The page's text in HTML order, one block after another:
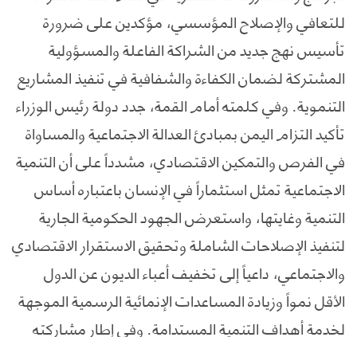
للتعافي والإصلاح المؤسسي، مؤكدين على ضرورة
تأسيس نهج جديد من الشراكة الفاعلة والمسؤولية
المشتركة لضمان الكفاءة والشفافية في تنفيذ المشاريع
التنموية. وفي كلمته أمام القمة، جدد دولة رئيس الوزراء
تأكيد التزام اليمن بمبادئ العدالة الاجتماعية والمساواة
في الفرص والتمكين الاقتصادي، مشدداً على أن التنمية
الاجتماعية تمثل استثماراً في الإنسان باعتباره أساس
التنمية وغايتها، واستعرض الجهود الحكومية الجارية
لتنفيذ الإصلاحات الشاملة وتحقيق الاستقرار الاقتصادي
والاجتماعي، داعياً إلى تخفيف أعباء الديون عن الدول
الأقل نمواً وزيادة المساعدات الإنمائية الرسمية الموجهة
لخدمة أهداف التنمية المستدامة. وفي إطار مشاركته